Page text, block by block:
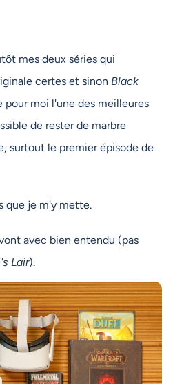
mes deux séries qui
certes et sinon Black
pour moi l'une des meilleures
de rester de marbre
surtout le premier épisode de
que je m'y mette.
avec bien entendu (pas
Lair).